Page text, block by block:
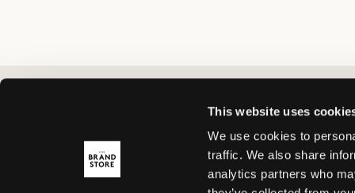
This website uses
We use cookies to
traffic. We also share
analytics partners who